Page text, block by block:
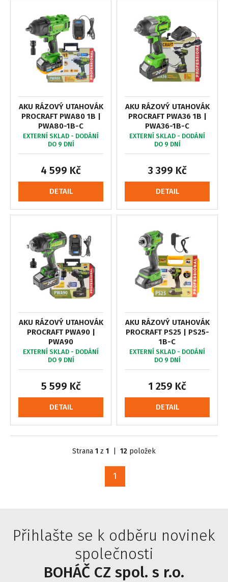
AKU RÁZOVÝ UTAHOVÁK
PROCRAFT PWA80 1B |
PWA80-1B-C
EXTERNÍ SKLAD - DODÁNÍ
DO 9 DNÍ
4 599 Kč
DETAIL
AKU RÁZOVÝ UTAHOVÁK
PROCRAFT PWA36 1B |
PWA36-1B-C
EXTERNÍ SKLAD - DODÁNÍ
DO 9 DNÍ
3 399 Kč
DETAIL
AKU RÁZOVÝ UTAHOVÁK
PROCRAFT PWA90 |
PWA90
EXTERNÍ SKLAD - DODÁNÍ
DO 9 DNÍ
5 599 Kč
DETAIL
AKU RÁZOVÝ UTAHOVÁK
PROCRAFT PS25 | PS25-
1B-C
EXTERNÍ SKLAD - DODÁNÍ
DO 9 DNÍ
1 259 Kč
DETAIL
Strana 1 z 1 12 položek
1
Přihlašte se k odběru novinek
společnosti
BOHÁČ CZ spol. s r.o.